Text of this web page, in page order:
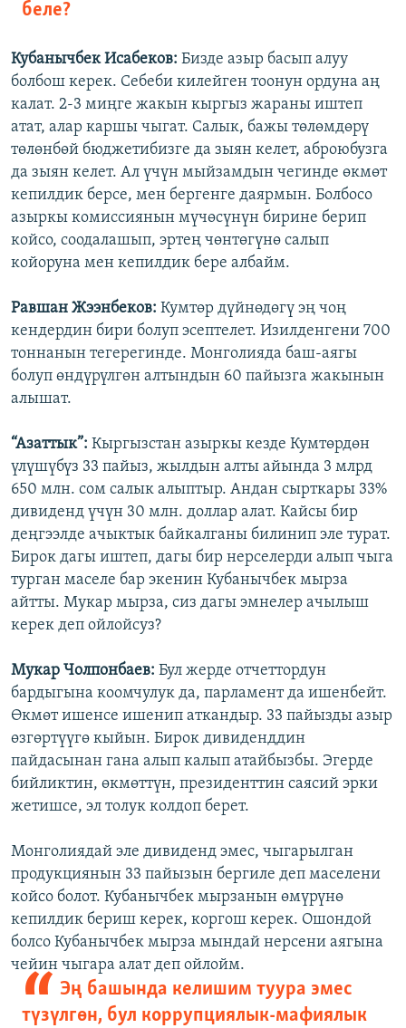
беле?
Кубанычбек Исабеков: Бизде азыр басып алуу
болбош керек. Себеби килейген тоонун ордуна аң
калат. 2-3 миңге жакын кыргыз жараны иштеп
атат, алар каршы чыгат. Салык, бажы төлөмдөрү
төлөнбөй бюджетибизге да зыян келет, аброюбузга
да зыян келет. Ал үчүн мыйзамдын чегинде өкмөт
кепилдик берсе, мен бергенге даярмын. Болбосо
азыркы комиссиянын мүчөсүнүн бирине берип
койсо, соодалашып, эртең чөнтөгүнө салып
койоруна мен кепилдик бере албайм.
Равшан Жээнбеков: Кумтөр дүйнөдөгү эң чоң
кендердин бири болуп эсептелет. Изилденгени 700
тоннанын тегерегинде. Монголияда баш-аягы
болуп өндүрүлгөн алтындын 60 пайызга жакынын
алышат.
“Азаттык”: Кыргызстан азыркы кезде Кумтөрдөн
үлүшүбүз 33 пайыз, жылдын алты айында 3 млрд
650 млн. сом салык алыптыр. Андан сырткары 33%
дивиденд үчүн 30 млн. доллар алат. Кайсы бир
деңгээлде ачыктык байкалганы билинип эле турат.
Бирок дагы иштеп, дагы бир нерселерди алып чыга
турган маселе бар экенин Кубанычбек мырза
айтты. Мукар мырза, сиз дагы эмнелер ачылыш
керек деп ойлойсуз?
Мукар Чолпонбаев: Бул жерде отчеттордун
бардыгына коомчулук да, парламент да ишенбейт.
Өкмөт ишенсе ишенип аткандыр. 33 пайызды азыр
өзгөртүүгө кыйын. Бирок дивиденддин
пайдасынан гана алып калып атайбызбы. Эгерде
бийликтин, өкмөттүн, президенттин саясий эрки
жетишсе, эл толук колдоп берет.
Монголиядай эле дивиденд эмес, чыгарылган
продукциянын 33 пайызын бергиле деп маселени
койсо болот. Кубанычбек мырзанын өмүрүнө
кепилдик бериш керек, коргош керек. Ошондой
болсо Кубанычбек мырза мындай нерсени аягына
чейин чыгара алат деп ойлойм.
Эң башында келишим туура эмес
түзүлгөн, бул коррупциялык-мафиялык